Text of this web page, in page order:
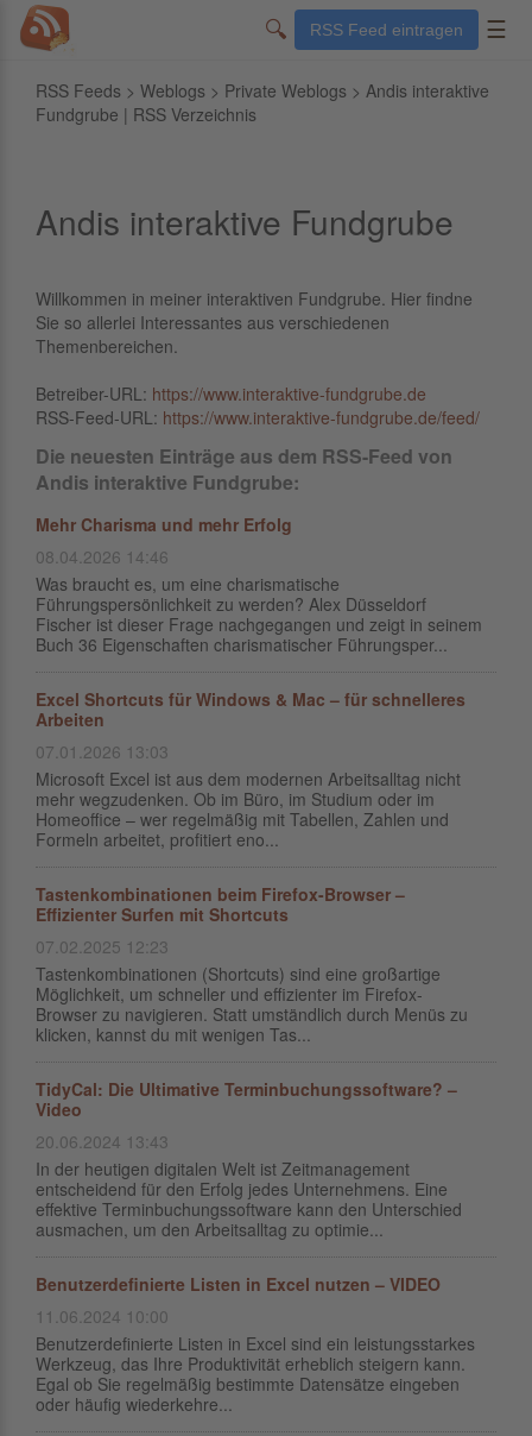
🔍 RSS Feed eintragen ☰
RSS Feeds > Weblogs > Private Weblogs > Andis interaktive
Fundgrube | RSS Verzeichnis
Andis interaktive Fundgrube
Willkommen in meiner interaktiven Fundgrube. Hier findne
Sie so allerlei Interessantes aus verschiedenen
Themenbereichen.
Betreiber-URL: https://www.interaktive-fundgrube.de
RSS-Feed-URL: https://www.interaktive-fundgrube.de/feed/
Die neuesten Einträge aus dem RSS-Feed von
Andis interaktive Fundgrube:
Mehr Charisma und mehr Erfolg
08.04.2026 14:46
Was braucht es, um eine charismatische
Führungspersönlichkeit zu werden? Alex Düsseldorf
Fischer ist dieser Frage nachgegangen und zeigt in seinem
Buch 36 Eigenschaften charismatischer Führungsper...
Excel Shortcuts für Windows & Mac – für schnelleres
Arbeiten
07.01.2026 13:03
Microsoft Excel ist aus dem modernen Arbeitsalltag nicht
mehr wegzudenken. Ob im Büro, im Studium oder im
Homeoffice – wer regelmäßig mit Tabellen, Zahlen und
Formeln arbeitet, profitiert eno...
Tastenkombinationen beim Firefox-Browser –
Effizienter Surfen mit Shortcuts
07.02.2025 12:23
Tastenkombinationen (Shortcuts) sind eine großartige
Möglichkeit, um schneller und effizienter im Firefox-
Browser zu navigieren. Statt umständlich durch Menüs zu
klicken, kannst du mit wenigen Tas...
TidyCal: Die Ultimative Terminbuchungssoftware? –
Video
20.06.2024 13:43
In der heutigen digitalen Welt ist Zeitmanagement
entscheidend für den Erfolg jedes Unternehmens. Eine
effektive Terminbuchungssoftware kann den Unterschied
ausmachen, um den Arbeitsalltag zu optimie...
Benutzerdefinierte Listen in Excel nutzen – VIDEO
11.06.2024 10:00
Benutzerdefinierte Listen in Excel sind ein leistungsstarkes
Werkzeug, das Ihre Produktivität erheblich steigern kann.
Egal ob Sie regelmäßig bestimmte Datensätze eingeben
oder häufig wiederkehre...